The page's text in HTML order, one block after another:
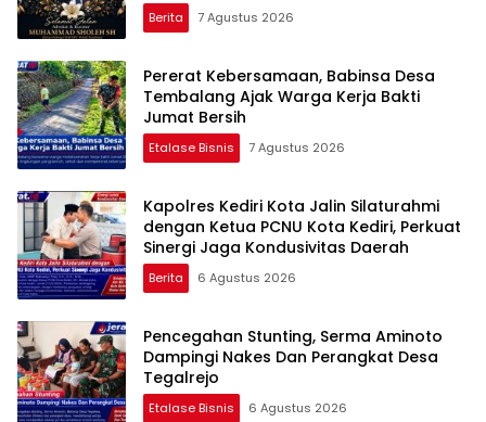
Berita 7 Agustus 2026
Pererat Kebersamaan, Babinsa Desa
Tembalang Ajak Warga Kerja Bakti
Jumat Bersih
Etalase Bisnis 7 Agustus 2026
Kapolres Kediri Kota Jalin Silaturahmi
dengan Ketua PCNU Kota Kediri, Perkuat
Sinergi Jaga Kondusivitas Daerah
Berita 6 Agustus 2026
Pencegahan Stunting, Serma Aminoto
Dampingi Nakes Dan Perangkat Desa
Tegalrejo
Etalase Bisnis 6 Agustus 2026